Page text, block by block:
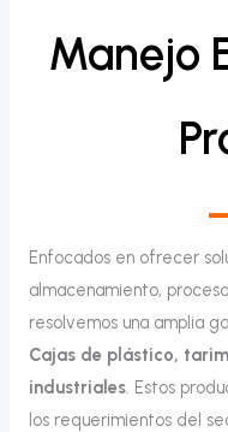
Manejo
Enfocados en ofrecer
almacenamiento,
resolvemos una amplia
Cajas de plástico,
industriales. Estos
los requerimientos del